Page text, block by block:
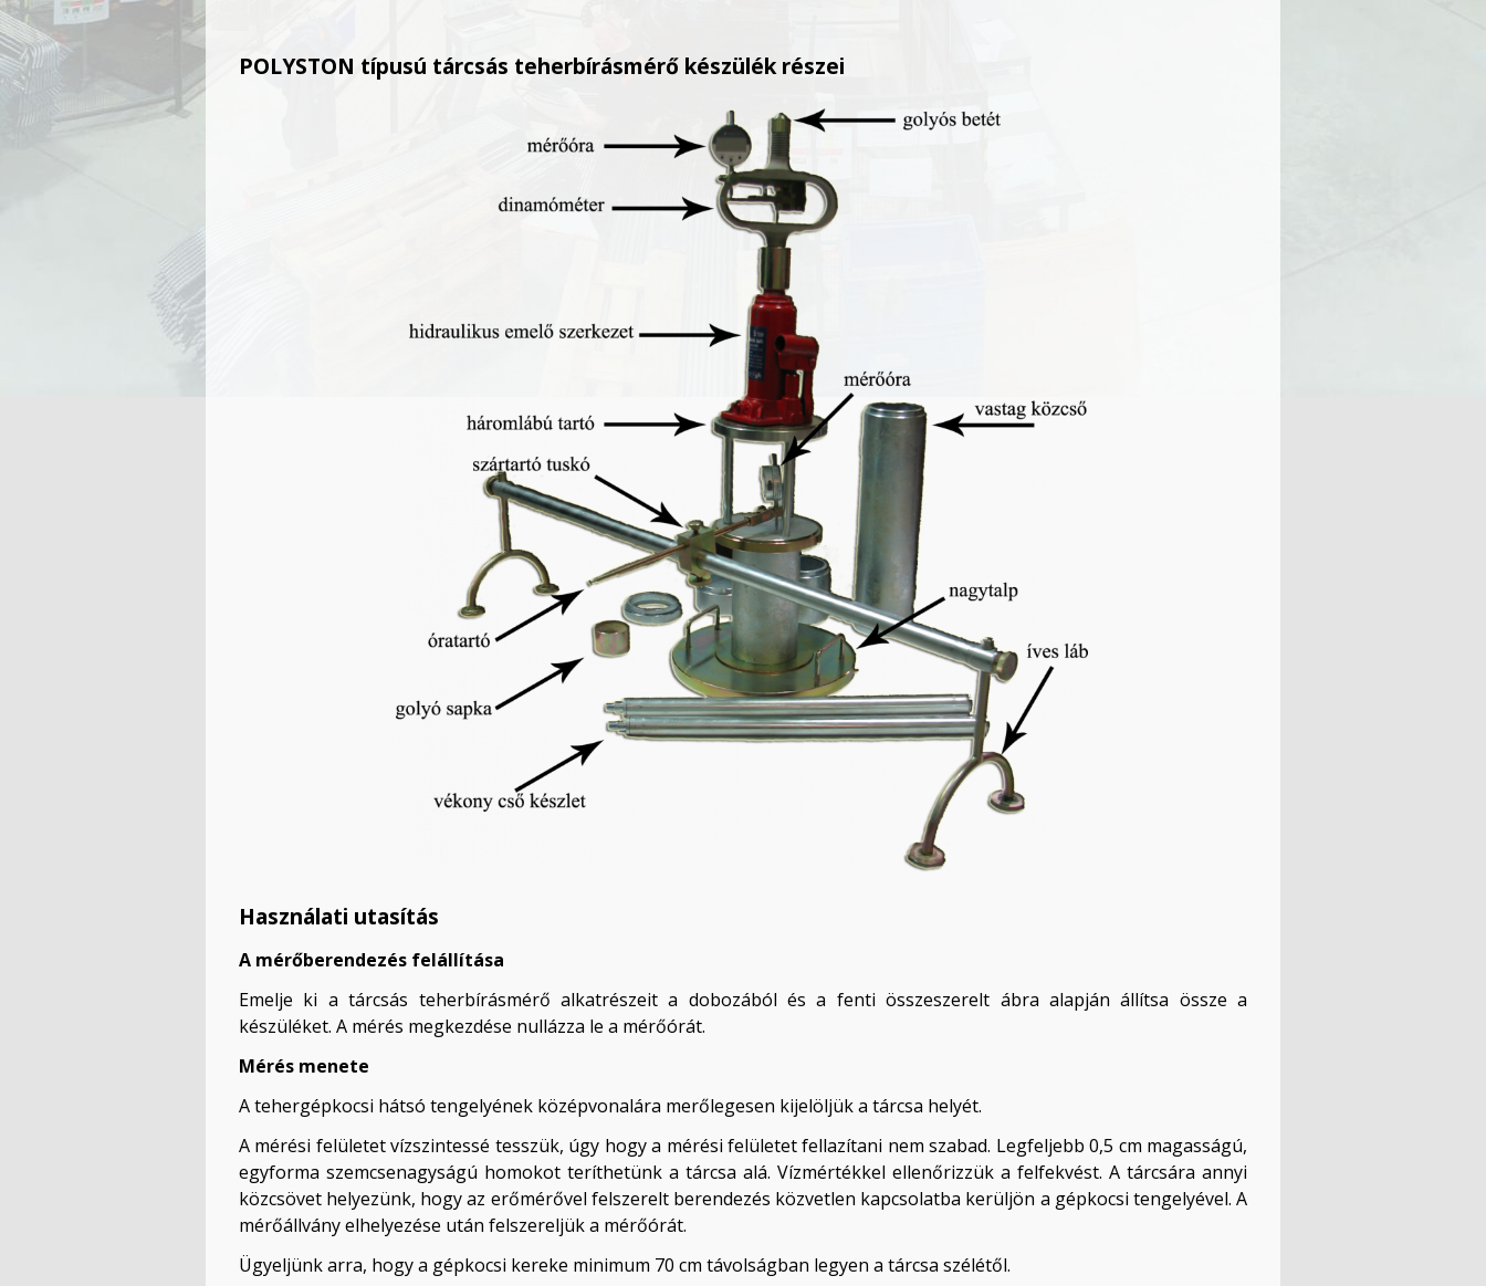
POLYSTON típusú tárcsás teherbírásmérő készülék részei
Használati utasítás
A mérőberendezés felállítása
Emelje ki a tárcsás teherbírásmérő alkatrészeit a dobozából és a fenti összeszerelt ábra alapján állítsa össze a
készüléket. A mérés megkezdése nullázza le a mérőórát.
Mérés menete
A tehergépkocsi hátsó tengelyének középvonalára merőlegesen kijelöljük a tárcsa helyét.
A mérési felületet vízszintessé tesszük, úgy hogy a mérési felületet fellazítani nem szabad. Legfeljebb 0,5 cm magasságú,
egyforma szemcsenagyságú homokot teríthetünk a tárcsa alá. Vízmértékkel ellenőrizzük a felfekvést. A tárcsára annyi
közcsövet helyezünk, hogy az erőmérővel felszerelt berendezés közvetlen kapcsolatba kerüljön a gépkocsi tengelyével. A
mérőállvány elhelyezése után felszereljük a mérőórát.
Ügyeljünk arra, hogy a gépkocsi kereke minimum 70 cm távolságban legyen a tárcsa szélétől.